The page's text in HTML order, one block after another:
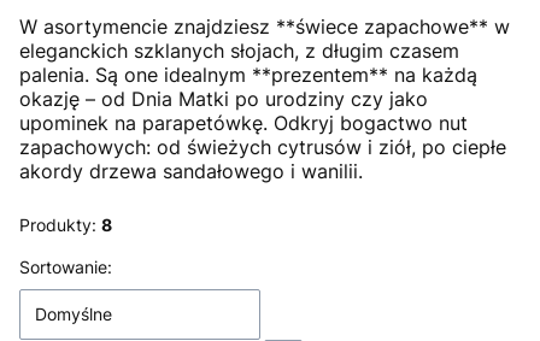
W asortymencie znajdziesz **świece zapachowe** w
eleganckich szklanych słojach, z długim czasem
palenia. Są one idealnym **prezentem** na każdą
okazję – od Dnia Matki po urodziny czy jako
upominek na parapetówkę. Odkryj bogactwo nut
zapachowych: od świeżych cytrusów i ziół, po ciepłe
akordy drzewa sandałowego i wanilii.
Produkty: 8
Lista produktów
Sortowanie:
Domyślne